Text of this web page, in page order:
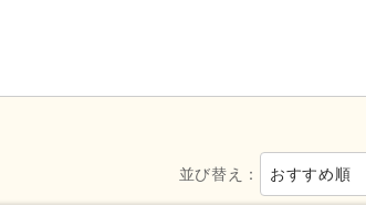
年間休日120日以上(2)
介護休業 (12)
並び替え： おすすめ順